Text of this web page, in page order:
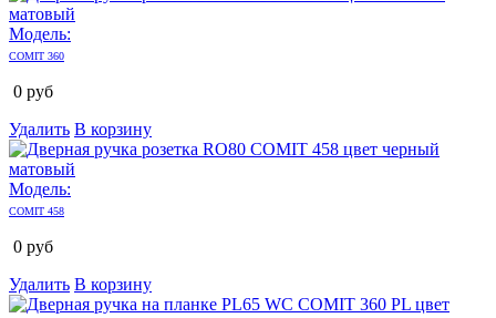
Модель:
COMIT 360
0 руб
Удалить В корзину
Модель:
COMIT 458
0 руб
Удалить В корзину